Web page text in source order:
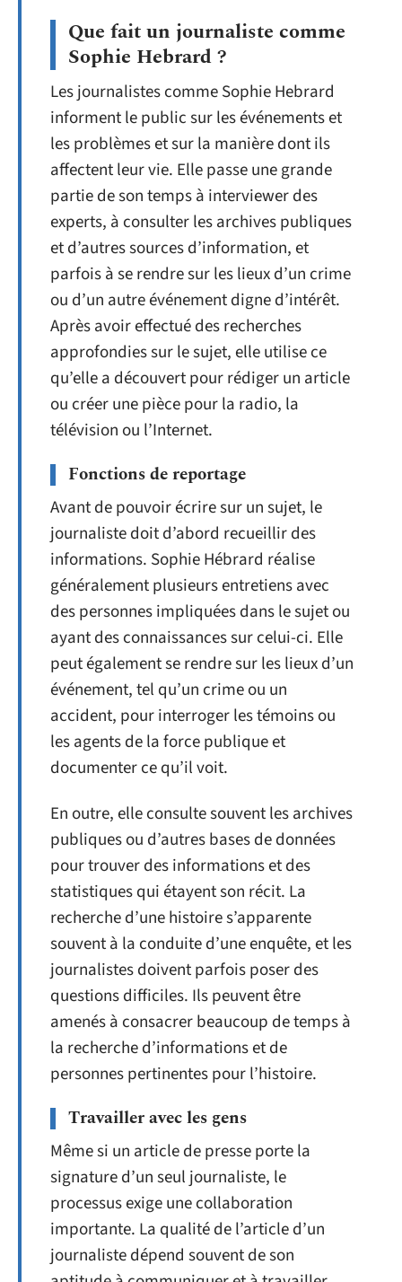
Que fait un journaliste comme
Sophie Hebrard ?
Les journalistes comme Sophie Hebrard
informent le public sur les événements et
les problèmes et sur la manière dont ils
affectent leur vie. Elle passe une grande
partie de son temps à interviewer des
experts, à consulter les archives publiques
et d’autres sources d’information, et
parfois à se rendre sur les lieux d’un crime
ou d’un autre événement digne d’intérêt.
Après avoir effectué des recherches
approfondies sur le sujet, elle utilise ce
qu’elle a découvert pour rédiger un article
ou créer une pièce pour la radio, la
télévision ou l’Internet.
Fonctions de reportage
Avant de pouvoir écrire sur un sujet, le
journaliste doit d’abord recueillir des
informations. Sophie Hébrard réalise
généralement plusieurs entretiens avec
des personnes impliquées dans le sujet ou
ayant des connaissances sur celui-ci. Elle
peut également se rendre sur les lieux d’un
événement, tel qu’un crime ou un
accident, pour interroger les témoins ou
les agents de la force publique et
documenter ce qu’il voit.
En outre, elle consulte souvent les archives
publiques ou d’autres bases de données
pour trouver des informations et des
statistiques qui étayent son récit. La
recherche d’une histoire s’apparente
souvent à la conduite d’une enquête, et les
journalistes doivent parfois poser des
questions difficiles. Ils peuvent être
amenés à consacrer beaucoup de temps à
la recherche d’informations et de
personnes pertinentes pour l’histoire.
Travailler avec les gens
Même si un article de presse porte la
signature d’un seul journaliste, le
processus exige une collaboration
importante. La qualité de l’article d’un
journaliste dépend souvent de son